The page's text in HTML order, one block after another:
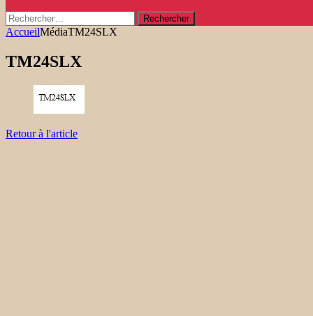
Rechercher :
AccueilMédiaTM24SLX
TM24SLX
Retour à l'article